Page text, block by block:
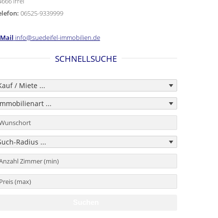
06525-9339999
info@suedeifel-immobilien.de
SCHNELLSUCHE